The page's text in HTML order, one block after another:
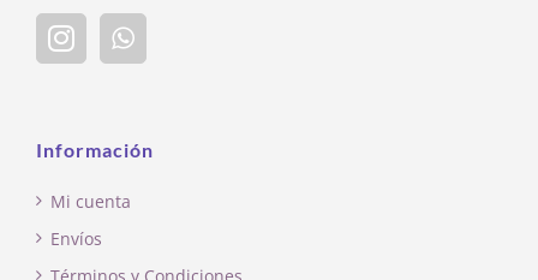
Información
Mi cuenta
Envíos